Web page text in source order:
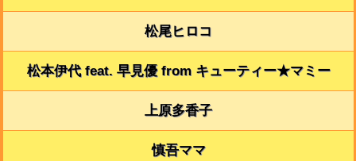
松尾ヒロコ
松本伊代 feat. 早見優 from キューティー★マミー
上原多香子
慎吾ママ